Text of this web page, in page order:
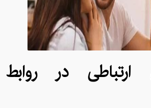
ارتباطی در روابط